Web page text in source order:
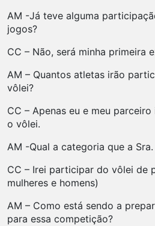
AM -Já teve alguma
jogos?
CC – Não, será minha primeira
AM – Quantos atletas irão
vôlei?
CC – Apenas eu e meu
o vôlei.
AM -Qual a categoria que a
CC – Irei participar do vôlei de
mulheres e homens)
AM – Como está sendo a
para essa competição?